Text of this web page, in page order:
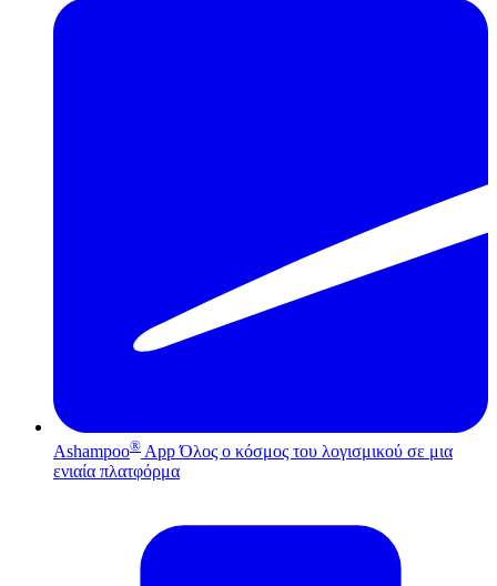
Ashampoo® App Όλος ο κόσμος του λογισμικού σε μια
ενιαία πλατφόρμα